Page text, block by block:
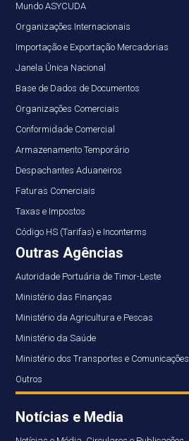
Mundo ASYCUDA
Organizações Internacionais
Importação e Exportação Mercadorias
Janela Única Nacional
Base de Dados de Documentos
Organizações Comerciais
Conformidade Comercial
Armazenamento Temporário
Despachantes Aduaneiros
Faturas Comerciais
Taxas e Impostos
Código HS (Tarifas) e Inconterms
Outras Agências
Autoridade Portuária de Timor-Leste
Ministério das Finanças
Ministério da Agricultura e Pescas
Ministério da Saúde
Ministério dos Transportes e Comunicações
Outros
Notícias e Media